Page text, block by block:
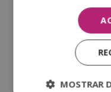
Prefijo teléfono país (*)
Celular (*) MOSTRAR